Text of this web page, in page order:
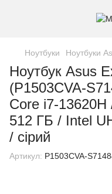
Ноутбуки Ноутбуки
Ноутбук Asus
(P1503CVA-
Core i7-
512 ГБ / Intel
/ сірий
Артикул: P1503CVA-